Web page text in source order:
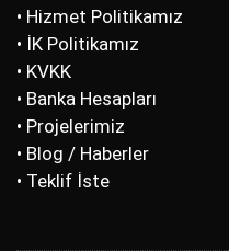
• Hizmet Politikamız
• İK Politikamız
• KVKK
• Banka Hesapları
• Projelerimiz
• Blog / Haberler
• Teklif İste